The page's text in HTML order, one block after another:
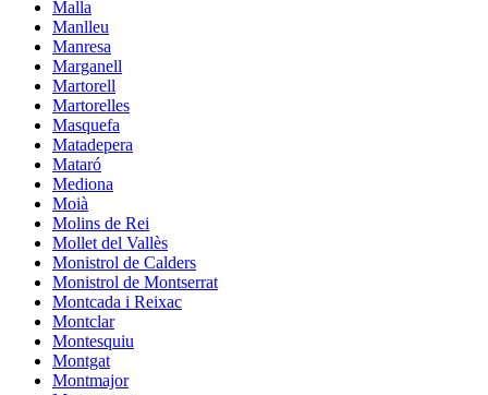
Malla
Manlleu
Manresa
Marganell
Martorell
Martorelles
Masquefa
Matadepera
Mataró
Mediona
Moià
Molins de Rei
Mollet del Vallès
Monistrol de Calders
Monistrol de Montserrat
Montcada i Reixac
Montclar
Montesquiu
Montgat
Montmajor